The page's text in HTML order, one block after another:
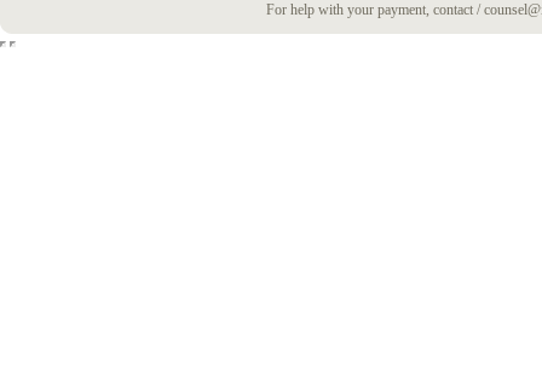
For help with your payment, contact /